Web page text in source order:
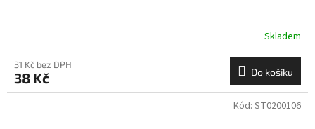
Skladem
31 Kč bez DPH
38 Kč Do košíku
Kód: ST0200106